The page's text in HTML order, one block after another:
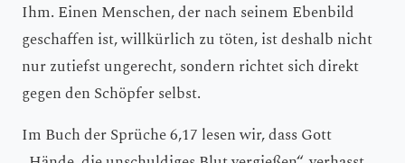
Ihm. Einen Menschen, der nach seinem Ebenbild
geschaffen ist, willkürlich zu töten, ist deshalb nicht
nur zutiefst ungerecht, sondern richtet sich direkt
gegen den Schöpfer selbst.
Im Buch der Sprüche 6,17 lesen wir, dass Gott